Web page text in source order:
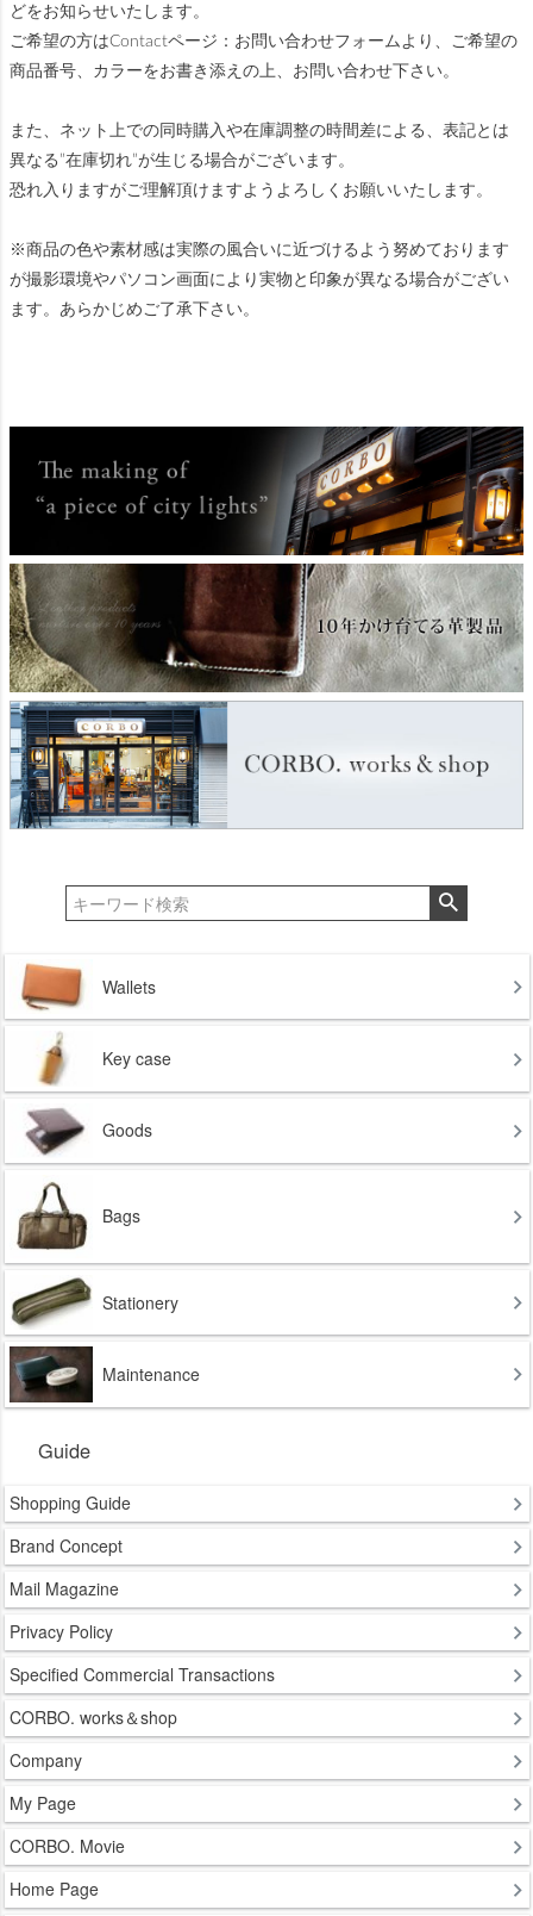
どをお知らせいたします。
ご希望の方はContactページ：お問い合わせフォームより、ご希望の
商品番号、カラーをお書き添えの上、お問い合わせ下さい。
また、ネット上での同時購入や在庫調整の時間差による、表記とは
異なる”在庫切れ”が生じる場合がございます。
恐れ入りますがご理解頂けますようよろしくお願いいたします。
※商品の色や素材感は実際の風合いに近づけるよう努めております
が撮影環境やパソコン画面により実物と印象が異なる場合がござい
ます。あらかじめご了承下さい。
Wallets
Key case
Goods
Bags
Stationery
Maintenance
Guide
Shopping Guide
Brand Concept
Mail Magazine
Privacy Policy
Specified Commercial Transactions
CORBO. works＆shop
Company
My Page
CORBO. Movie
Home Page